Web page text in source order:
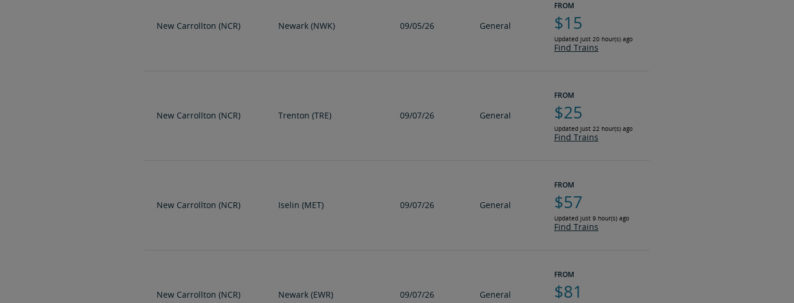
New Carrollton (NCR) Newark (NWK) 09/05/26 General
FROM
$15
Updated just 20 hour(s) ago
Find Trains
New Carrollton (NCR) Trenton (TRE) 09/07/26 General
FROM
$25
Updated just 22 hour(s) ago
Find Trains
New Carrollton (NCR) Iselin (MET) 09/07/26 General
FROM
$57
Updated just 9 hour(s) ago
Find Trains
New Carrollton (NCR) Newark (EWR) 09/07/26 General
FROM
$81